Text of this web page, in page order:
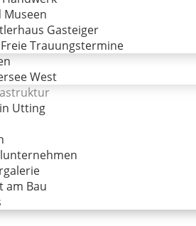
Gasteiger
Freie Trauungstermine
West
Utting
am Bau